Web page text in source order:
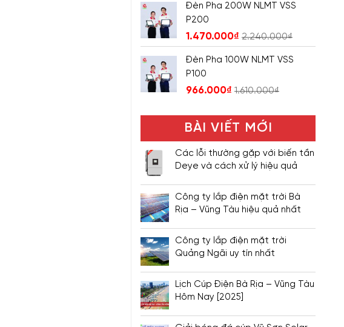
Đèn Pha 200W NLMT VSS
P200
1.470.000₫ 2.240.000₫
Đèn Pha 100W NLMT VSS
P100
966.000₫ 1.610.000₫
BÀI VIẾT MỚI
Các lỗi thường gặp với biến tần
Deye và cách xử lý hiệu quả
Công ty lắp điện mặt trời Bà
Rịa – Vũng Tàu hiệu quả nhất
Công ty lắp điện mặt trời
Quảng Ngãi uy tín nhất
Lịch Cúp Điện Bà Rịa – Vũng Tàu
Hôm Nay [2025]